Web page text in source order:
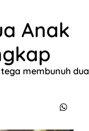
Anak
membunuh dua